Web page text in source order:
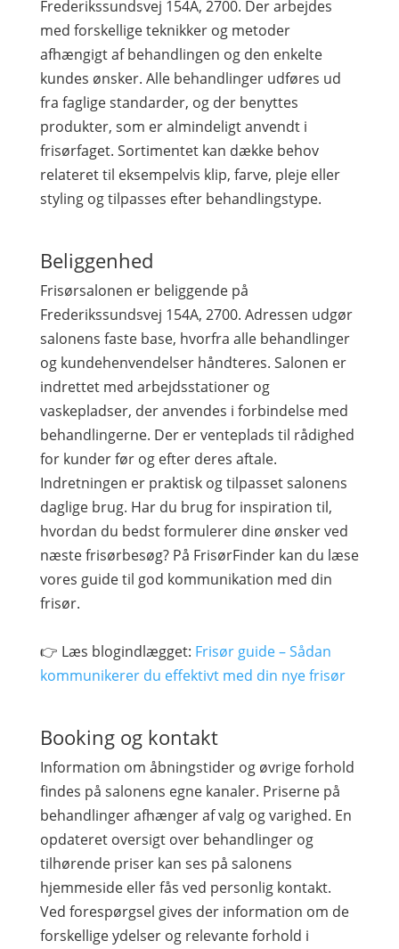
Frederikssundsvej 154A, 2700. Der arbejdes
med forskellige teknikker og metoder
afhængigt af behandlingen og den enkelte
kundes ønsker. Alle behandlinger udføres ud
fra faglige standarder, og der benyttes
produkter, som er almindeligt anvendt i
frisørfaget. Sortimentet kan dække behov
relateret til eksempelvis klip, farve, pleje eller
styling og tilpasses efter behandlingstype.
Beliggenhed
Frisørsalonen er beliggende på
Frederikssundsvej 154A, 2700. Adressen udgør
salonens faste base, hvorfra alle behandlinger
og kundehenvendelser håndteres. Salonen er
indrettet med arbejdsstationer og
vaskepladser, der anvendes i forbindelse med
behandlingerne. Der er venteplads til rådighed
for kunder før og efter deres aftale.
Indretningen er praktisk og tilpasset salonens
daglige brug. Har du brug for inspiration til,
hvordan du bedst formulerer dine ønsker ved
næste frisørbesøg? På FrisørFinder kan du læse
vores guide til god kommunikation med din
frisør.
👉 Læs blogindlægget: Frisør guide – Sådan
kommunikerer du effektivt med din nye frisør
Booking og kontakt
Information om åbningstider og øvrige forhold
findes på salonens egne kanaler. Priserne på
behandlinger afhænger af valg og varighed. En
opdateret oversigt over behandlinger og
tilhørende priser kan ses på salonens
hjemmeside eller fås ved personlig kontakt.
Ved forespørgsel gives der information om de
forskellige ydelser og relevante forhold i